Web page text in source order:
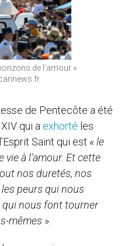
de l’amour »
de Pentecôte a été
qui a exhorté les
Saint qui est « le
à l’amour. Et cette
nos duretés, nos
peurs qui nous
nous font tourner
mêmes ».